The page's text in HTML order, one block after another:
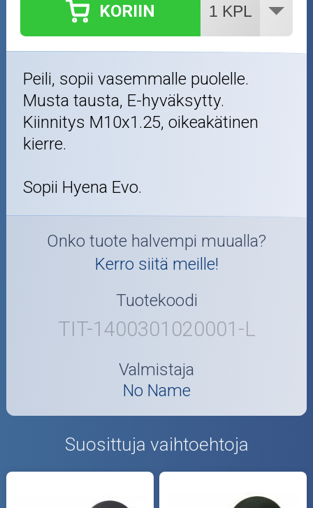
KORIIN
Peili, sopii vasemmalle puolelle.
Musta tausta, E-hyväksytty.
Kiinnitys M10x1.25, oikeakätinen
kierre.
Sopii Hyena Evo.
Onko tuote halvempi muualla?
Kerro siitä meille!
Tuotekoodi
TIT-1400301020001-L
Valmistaja
No Name
Suosittuja vaihtoehtoja